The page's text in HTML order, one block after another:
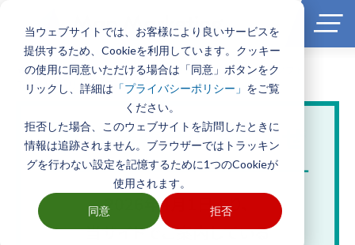
当ウェブサイトでは、お客様により良いサービスを
提供するため、Cookieを利用しています。クッキー
の使用に同意いただける場合は「同意」ボタンをク
リックし、詳細は 「プライバシーポリシー」 をご覧
ください。
拒否した場合、このウェブサイトを訪問したときに
情報は追跡されません。ブラウザーではトラッキン
グを行わない設定を記憶するために1つのCookieが
使用されます。
同意 拒否
ホーム> 製品とサービス一覧>エリアマーケティングGISソフト
TerraMapシリーズ>TerraMap Web Plus